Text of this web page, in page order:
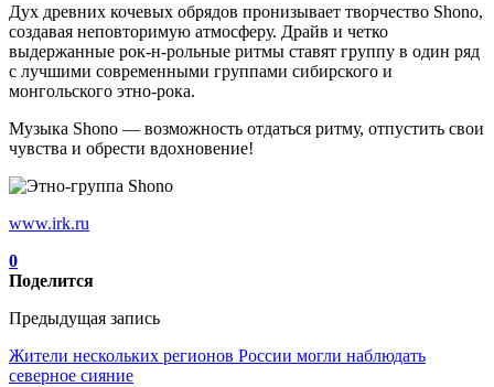
Дух древних кочевых обрядов пронизывает творчество Shono,
создавая неповторимую атмосферу. Драйв и четко
выдержанные рок-н-рольные ритмы ставят группу в один ряд
с лучшими современными группами сибирского и
монгольского этно-рока.
Музыка Shono — возможность отдаться ритму, отпустить свои
чувства и обрести вдохновение!
www.irk.ru
0
Поделится
Предыдущая запись
Жители нескольких регионов России могли наблюдать
северное сияние